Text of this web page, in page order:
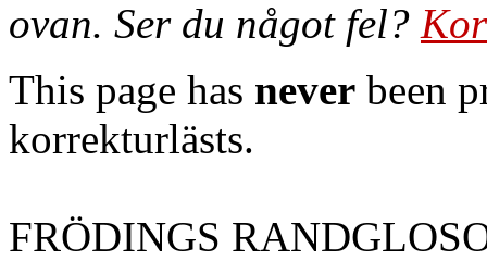
ovan. Ser du något fel?
This page has never been
korrekturlästs.
FRÖDINGS